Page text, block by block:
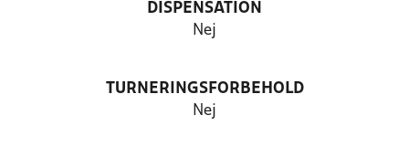
DISPENSATION
Nej
TURNERINGSFORBEHOLD
Nej